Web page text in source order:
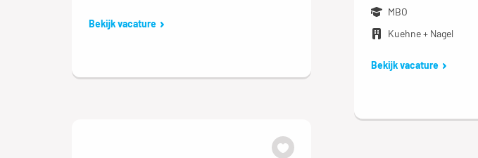
Bekijk vacature
MBO
Kuehne + Nagel
Bekijk vacature